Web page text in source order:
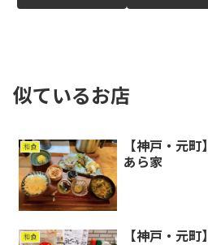
似ているお店
和食
【神戸・元
あら家
和食
【神戸・元